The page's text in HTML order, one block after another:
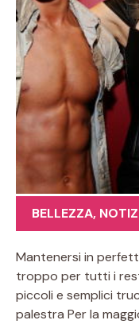
BELLEZZA,
Mantenersi in
troppo per tutti i
piccoli e semplici
palestra Per la